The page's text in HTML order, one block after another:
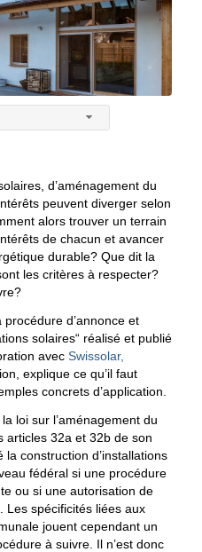
d’aménagement du
peuvent diverger selon
alors trouver un terrain
de chacun et avancer
durable? Que dit la
les critères à respecter?
d’annonce et
solaires“ réalisé et publié
avec Swissolar,
explique ce qu’il faut
concrets d’application.
loi sur l’aménagement du
articles 32a et 32b de son
construction d’installations
fédéral si une procédure
ou si une autorisation de
Les spécificités liées aux
jouent cependant un
à suivre. Il n’est donc